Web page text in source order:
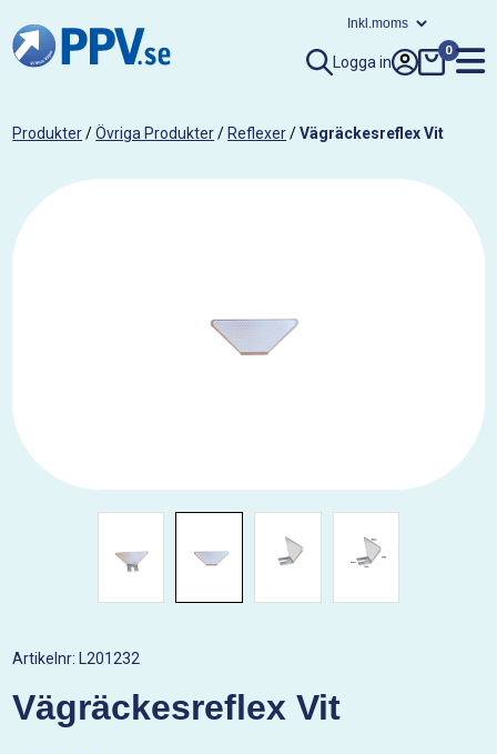
Logga in
0
Produkter/Övriga Produkter/ Reflexer/Vägräckesreflex Vit
Artikelnr: L201232
Vägräckesreflex Vit